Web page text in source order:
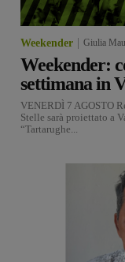
Weekender Giulia
Weekender:
settimana in
VENERDÌ 7 AGOSTO
Stelle sarà proiettato a
“Tartarughe...